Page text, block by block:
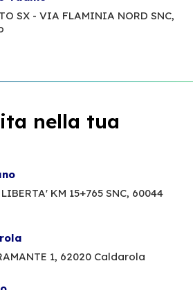
SX - VIA FLAMINIA NORD SNC,
nella tua
KM 15+765 SNC, 60044
1, 62020 Caldarola